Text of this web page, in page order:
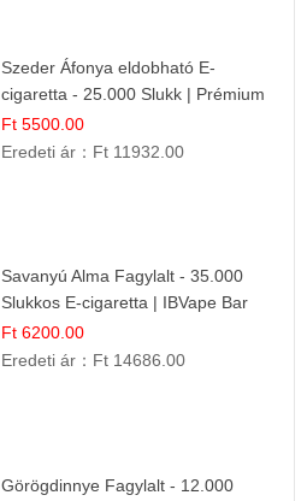
Szeder Áfonya eldobható E-
cigaretta - 25.000 Slukk | Prémium
Gyümölcs Íz
Ft 5500.00
Eredeti ár： Ft 11932.00
Savanyú Alma Fagylalt - 35.000
Slukkos E-cigaretta | IBVape Bar
Ft 6200.00
Eredeti ár： Ft 14686.00
Görögdinnye Fagylalt - 12.000